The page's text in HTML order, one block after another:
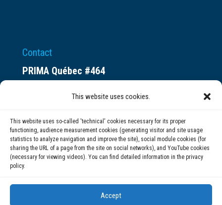
This website uses cookies.
This website uses so-called 'technical' cookies necessary for its proper
functioning, audience measurement cookies (generating visitor and site usage
statistics to analyze navigation and improve the site), social module cookies (for
sharing the URL of a page from the site on social networks), and YouTube cookies
(necessary for viewing videos). You can find detailed information in the privacy
policy.
Accept
Contact
PRIMA Québec #464
Montréal (QC) H3C 0B4
(514) 284-0211